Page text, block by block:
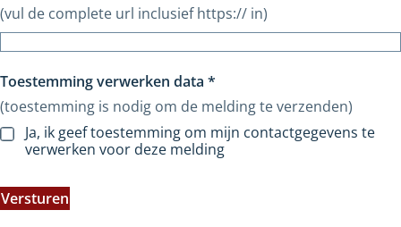
(vul de complete url inclusief https:// in)
Toestemming verwerken data *
(toestemming is nodig om de melding te verzenden)
Ja, ik geef toestemming om mijn contactgegevens te
verwerken voor deze melding
Versturen